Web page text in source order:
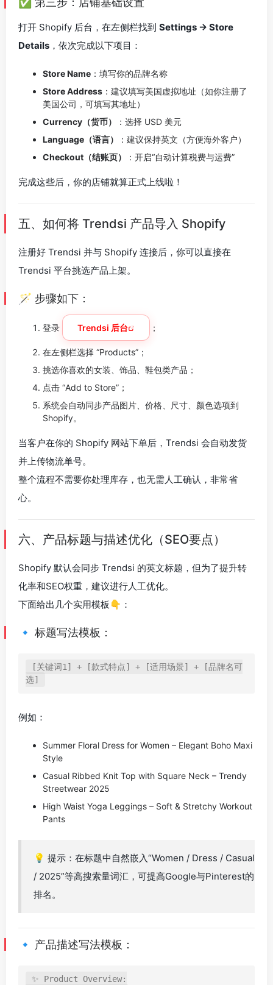
打开 Shopify 后台，在左侧栏找到 Settings → Store
Details ，依次完成以下项目：
Store Name ：填写你的品牌名称
Store Address ：建议填写美国虚拟地址（如你注册了
美国公司，可填写其地址）
Currency（货币）
：选择 USD 美元
Language（语言）
：建议保持英文（方便海外客户）
Checkout（结账页）
：开启“自动计算税费与运费”
完成这些后，你的店铺就算正式上线啦！
五、如何将 Trendsi 产品导入 Shopify
注册好 Trendsi 并与 Shopify 连接后，你可以直接在
Trendsi 平台挑选产品上架。
🪄 步骤如下：
登录 Trendsi 后台 ；
在左侧栏选择 “Products”；
挑选你喜欢的女装、饰品、鞋包类产品；
点击 “Add to Store”；
系统会自动同步产品图片、价格、尺寸、颜色选项到
Shopify。
当客户在你的 Shopify 网站下单后，Trendsi 会自动发货
并上传物流单号。
整个流程不需要你处理库存，也无需人工确认，非常省
心。
六、产品标题与描述优化（SEO要点）
Shopify 默认会同步 Trendsi 的英文标题，但为了提升转
化率和SEO权重，建议进行人工优化。
下面给出几个实用模板👇：
🔹 标题写法模板：
[关键词1] + [款式特点] + [适用场景] + [品牌名可
例如：
Summer Floral Dress for Women – Elegant Boho Maxi
Style
Casual Ribbed Knit Top with Square Neck – Trendy
Streetwear 2025
High Waist Yoga Leggings – Soft & Stretchy Workout
Pants
💡 提示：在标题中自然嵌入“Women / Dress / Casual
/ 2025”等高搜索量词汇，可提高Google与Pinterest的
排名。
🔹 产品描述写法模板：
✨ Product Overview: